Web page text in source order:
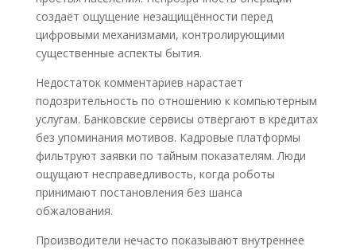
создаёт ощущение незащищённости перед
цифровыми механизмами, контролирующими
существенные аспекты бытия.
Недостаток комментариев нарастает
подозрительность по отношению к компьютерным
услугам. Банковские сервисы отвергают в кредитах
без упоминания мотивов. Кадровые платформы
фильтруют заявки по тайным показателям. Люди
ощущают несправедливость, когда роботы
принимают постановления без шанса
обжалования.
Производители нечасто показывают внутреннее